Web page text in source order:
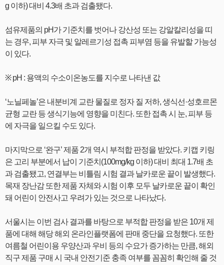
g 이하) 대비 4.3배 초과 검출됐다.
섬유제품의 pH가 기준치를 벗어나 강산성 또는 강알칼리성을 띠
는 경우, 피부 자극 및 알레르기성 접촉 피부염 등을 유발할 가능성
이 있다.
※ pH : 용액의 수소이온농도를 지수로 나타낸 값
‘노닐페놀’은 내분비계 교란 물질로 정자 질 저하, 생식선·성호르몬
균형 교란 등 생식기능에 영향을 미친다. 또한 접촉 시 눈, 피부 등
에 자극을 일으킬 수도 있다.
마지막으로 ‘완구’ 제품 2개 역시 부적합 판정을 받았다. 키캡 키링
은 고리 부분에서 납이 기준치(100mg/kg 이하) 대비 최대 1.7배 초
과 검출됐고, 연결부는 비틀림 시험 결과 날카로운 끝이 발생했다.
목재 장난감 또한 제품 자체와 시험 이후 모두 날카로운 끝이 확인
돼 어린이 안전사고 우려가 있는 것으로 나타났다.
서울시는 이번 검사 결과를 바탕으로 부적합 판정을 받은 10개 제
품에 대해 해당 해외 온라인플랫폼에 판매 중단을 요청했다. 또한
여름철 어린이용 우양산과 우비 등의 수요가 증가하는 만큼, 해외
직구 제품 구매 시 국내 안전기준 충족 여부를 꼼꼼히 확인해 줄 것